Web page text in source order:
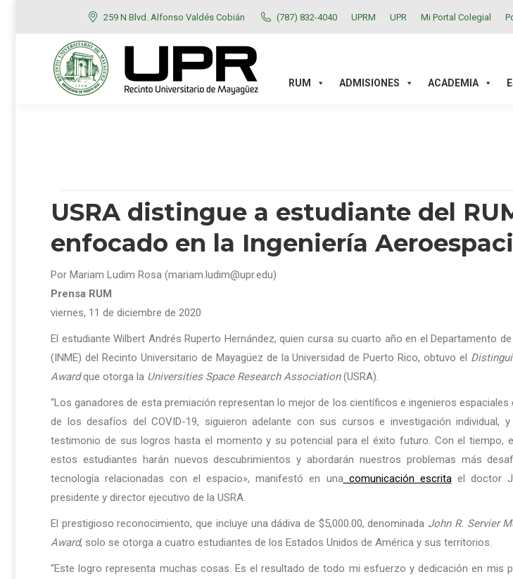
259 N Blvd. Alfonso Valdés Cobián (787) 832-4040 UPRM UPR Mi Portal Colegial
RUM ADMISIONES ACADEMIA
USRA distingue a estudiante del
enfocado en la Ingeniería
Por Mariam Ludim Rosa (mariam.ludim@upr.edu)
Prensa RUM
viernes, 11 de diciembre de 2020
El estudiante Wilbert Andrés Ruperto Hernández, quien cursa su cuarto año en el Departamento
(INME) del Recinto Universitario de Mayagüez de la Universidad de Puerto Rico, obtuvo el
Awardque otorga la Universities Space Research Association(USRA).
“Los ganadores de esta premiación representan lo mejor de los científicos e ingenieros espaciales
de los desafíos del COVID-19, siguieron adelante con sus cursos e investigación individual,
testimonio de sus logros hasta el momento y su potencial para el éxito futuro. Con el tiempo,
estos estudiantes harán nuevos descubrimientos y abordarán nuestros problemas más
tecnología relacionadas con el espacio», manifestó en unacomunicación escritael doctor
presidente y director ejecutivo de la USRA.
El prestigioso reconocimiento, que incluye una dádiva de $5,000.00, denominada John R. Servier
Award, solo se otorga a cuatro estudiantes de los Estados Unidos de América y sus territorios.
“Este logro representa muchas cosas. Es el resultado de todo mi esfuerzo y dedicación en mis
RUM ADMISIONES